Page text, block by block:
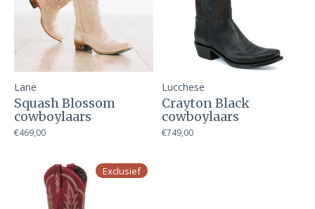
Lane
Squash Blossom
cowboylaars
€469,00
Lucchese
Crayton Black
cowboylaars
€749,00
Exclusief